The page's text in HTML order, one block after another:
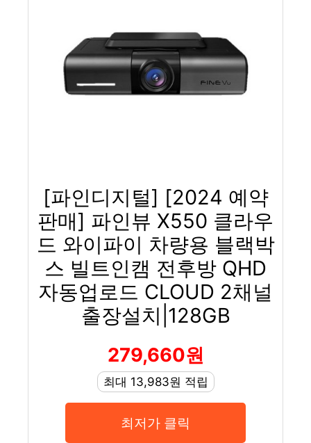
[파인디지털] [2024 예약
판매] 파인뷰 X550 클라우
드 와이파이 차량용 블랙박
스 빌트인캠 전후방 QHD
자동업로드 CLOUD 2채널
출장설치|128GB
279,660원
최대 13,983원 적립
최저가 클릭